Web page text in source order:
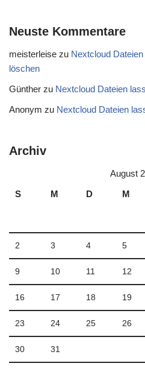
Neuste Kommentare
meisterleise zu Nextcloud
löschen
Günther zu Nextcloud Dateien
Anonym zu Nextcloud Dateien
Archiv
August
S
M D M
2 3 4 5
9 10 11 12
16 17 18 19
23 24 25 26
30 31